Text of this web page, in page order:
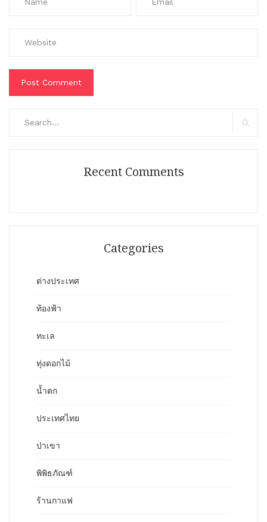
Recent Comments
Categories
ต่างประเทศ
ท้องฟ้า
ทะเล
ทุ่งดอกไม้
น้ำตก
ประเทศไทย
ป่าเขา
พิพิธภัณฑ์
ร้านกาแฟ